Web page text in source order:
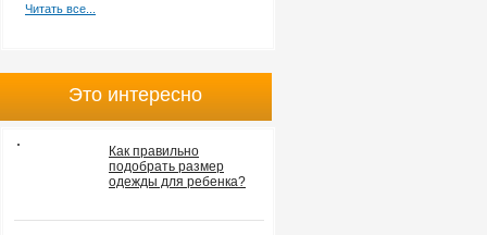
Читать все...
Это интересно
Как правильно
подобрать размер
одежды для ребенка?